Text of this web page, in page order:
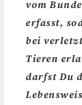
vom
erfasst,
bei
Tieren
darfst Du